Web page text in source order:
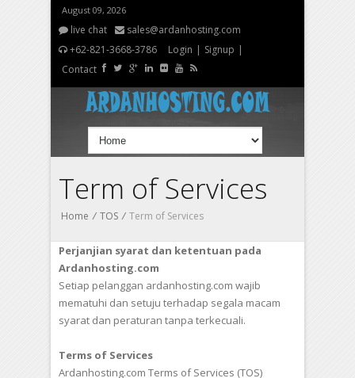
August 09, 2026
live chat
sales@ardanhosting.com
+62-821-3668-3786
Login | Signup |
Contact
Term of Services
Home / TOS / Term of Services
Perjanjian syarat dan ketentuan pada
Ardanhosting.com
Setiap pelanggan ardanhosting.com wajib
mematuhi dan setuju terhadap segala macam
syarat dan peraturan tanpa terkecuali.
Terms of Services
Ardanhosting.com Terms of Services (TOS)